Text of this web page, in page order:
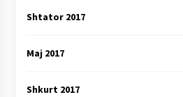
Shtator 2017
Maj 2017
Shkurt 2017